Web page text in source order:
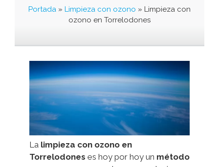
Portada » Limpieza con ozono » Limpieza con
ozono en Torrelodones
La limpieza con ozono en
Torrelodones es hoy por hoy un método